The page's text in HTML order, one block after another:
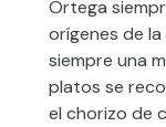
Ortega
orígenes de
siempre una
platos se
el chorizo de